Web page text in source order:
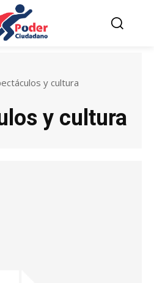
y cultura
y cultura